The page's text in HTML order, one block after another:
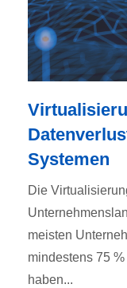
Systemen
Die
meisten
mindestens 75
haben...